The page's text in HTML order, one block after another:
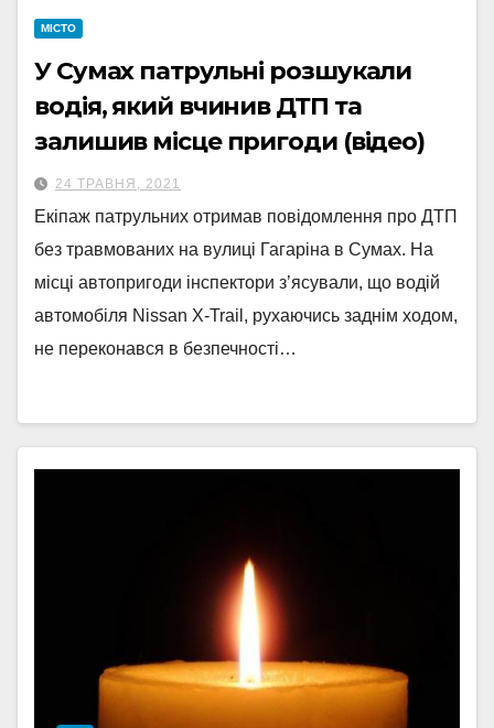
МІСТО
У Сумах патрульні розшукали
водія, який вчинив ДТП та
залишив місце пригоди (відео)
24 ТРАВНЯ, 2021
Екіпаж патрульних отримав повідомлення про ДТП
без травмованих на вулиці Гагаріна в Сумах. На
місці автопригоди інспектори з’ясували, що водій
автомобіля Nissan X-Trail, рухаючись заднім ходом,
не переконався в безпечності…